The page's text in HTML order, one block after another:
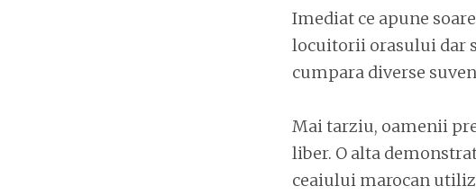
Imediat ce apune
locuitorii orasului dar
cumpara diverse
Mai tarziu, oamenii
liber. O alta
ceaiului marocan